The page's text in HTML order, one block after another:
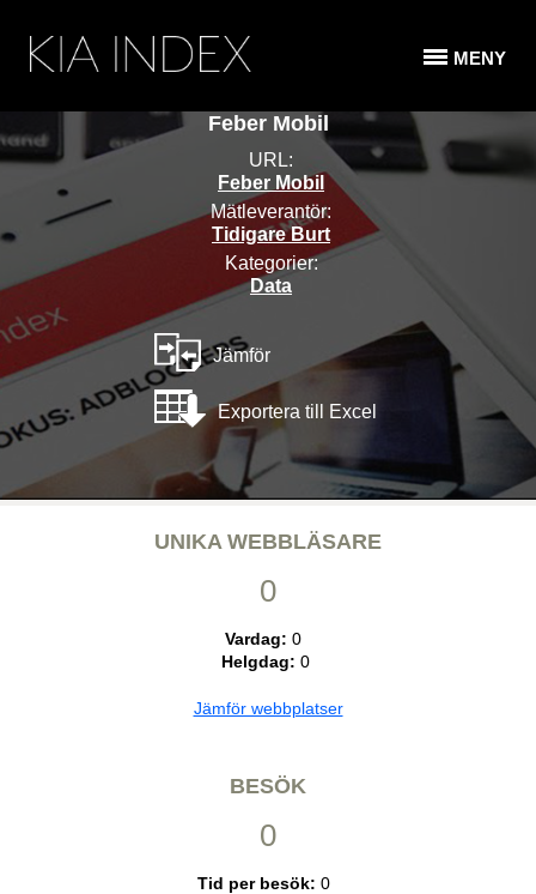
MENY
Feber Mobil
URL:
Feber Mobil
Mätleverantör:
Tidigare Burt
Kategorier:
Data
Jämför
Exportera till Excel
UNIKA WEBBLÄSARE
0
Vardag: 0
Helgdag: 0
Jämför webbplatser
BESÖK
0
Tid per besök: 0